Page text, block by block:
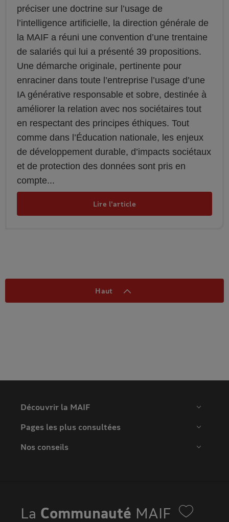
préciser une doctrine sur l’usage de
l’intelligence artificielle, la direction générale de
la MAIF a réuni une convention d’une trentaine
de salariés qui lui a présenté 39 propositions.
Une démarche originale, pertinente pour
enraciner dans toute l’entreprise l’usage d’une
IA générative responsable et sobre, destinée à
améliorer la relation avec nos sociétaires tout
en respectant des principes éthiques. Tout
comme dans l’Éducation nationale, les enjeux
de développement durable, d’impacts sociétaux
et de protection des données sont pris en
compte...
Lire l'article
Haut
Découvrir la MAIF
Pages les plus consultées
Nos conseils
La Communauté MAIF